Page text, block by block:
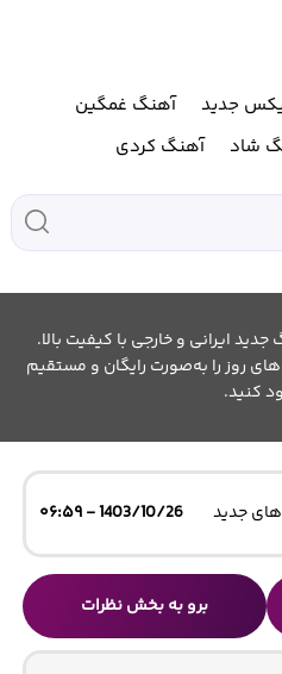
جدید
آهنگ غمگین
شاد آهنگ کردی
ایرانی و خارجی با کیفیت بالا.
روز را به‌صورت رایگان و مستقیم
کنید.
جدید 1403/10/26 - ۰۶:۵۹
برو به بخش نظرات